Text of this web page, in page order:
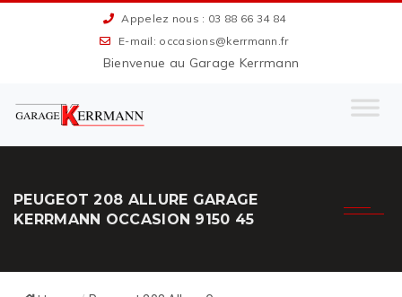
Appelez nous : 03 88 66 34 84
E-mail: occasions@kerrmann.fr
Bienvenue au Garage Kerrmann
PEUGEOT 208 ALLURE GARAGE
KERRMANN OCCASION 9150 45